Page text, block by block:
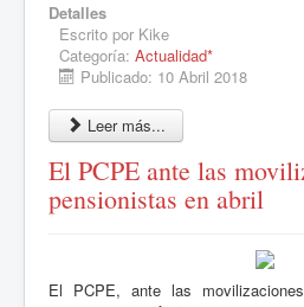
Detalles
Escrito por Kike
Categoría: Actualidad*
Publicado: 10 Abril 2018
Leer más...
El PCPE ante las
pensionistas en abril
El PCPE, ante las